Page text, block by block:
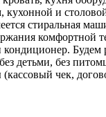
кухонной и
стиральная
комфортной
кондиционер.
детьми, без
чек,